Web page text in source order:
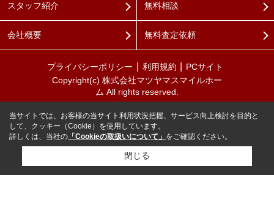
スタッフ紹介
会社概要
無料相談
無料査定依頼
プライバシーポリシー 利用規約
PCサイト
Copyright(c) 株式会社マツヤマスマイルホー
ム All rights reserved.
当サイトでは、お客様の当サイト利用状況把握、サービス向上検討を目的と
して、クッキー（Cookie）を使用しています。
詳しくは、当社の 「Cookieの取扱いについて」 をご確認ください。
閉じる